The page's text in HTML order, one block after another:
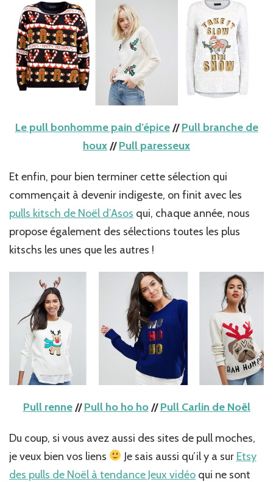
Le pull bonhomme pain d’épice//Pull branche de
houx//Pull paresseux
Et enfin, pour bien terminer cette sélection qui
commençait à devenir indigeste, on finit avec les
pulls kitsch de Noël d’Asos qui, chaque année, nous
propose également des sélections toutes les plus
kitschs les unes que les autres !
Pull renne//Pull ho ho ho//Pull Carlin de Noël
Du coup, si vous avez aussi des sites de pull moches,
je veux bien vos liens
Je sais aussi qu’il y a sur Etsy
des pulls de Noël à tendance Jeux vidéo qui ne sont